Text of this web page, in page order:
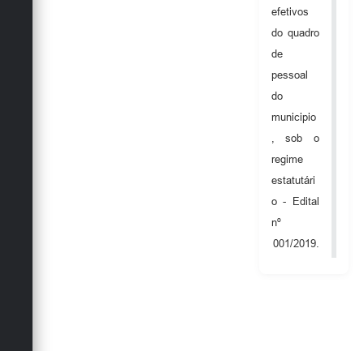
efetivos
do quadro
de
pessoal
do
municipio
, sob o
regime
estatutári
o - Edital
nº
001/2019.